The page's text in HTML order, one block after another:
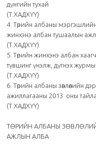
дүнгийн тухай
(Т.ХАДХҮҮ)
4. Төрийн албаны
жинхэнэ албан тушаалын
(Т.ХАДХҮҮ)
5. Төрийн жинхэнэ албан
түвшинг үнэлж, дүгнэх
(Т.ХАДХҮҮ)
6. Төрийн албаны зөвлөлийн
ажиллагааны 2013 оны
(Т.ХАДХҮҮ)
ТӨРИЙН АЛБАНЫ
АЖЛЫН АЛБА